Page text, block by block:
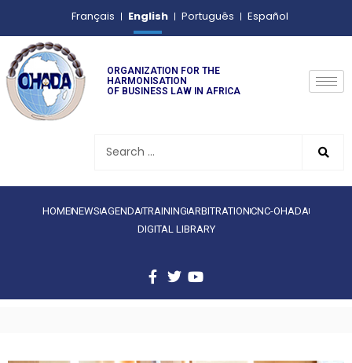
Français English Português Español
ORGANIZATION FOR THE
HARMONISATION
OF BUSINESS LAW IN AFRICA
HOMENEWS AGENDATRAINING ARBITRATIONCNC-OHADA
DIGITAL LIBRARY